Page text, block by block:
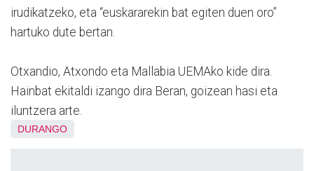
irudikatzeko, eta “euskararekin bat egiten duen oro”
hartuko dute bertan.
Otxandio, Atxondo eta Mallabia UEMAko kide dira.
Hainbat ekitaldi izango dira Beran, goizean hasi eta
iluntzera arte.
DURANGO